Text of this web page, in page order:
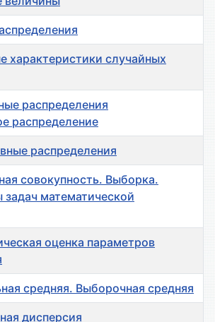
характеристики случайных
распределения
распределение
распределения
совокупность. Выборка.
математической
оценка параметров
средняя. Выборочная средняя
дисперсия